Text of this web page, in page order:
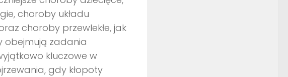
choroby układu
choroby przewlekłe, jak
obejmują zadania
kluczowe w
gdy kłopoty